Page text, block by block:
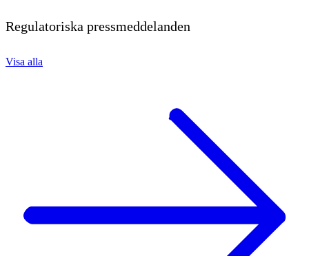
Regulatoriska pressmeddelanden
Visa alla